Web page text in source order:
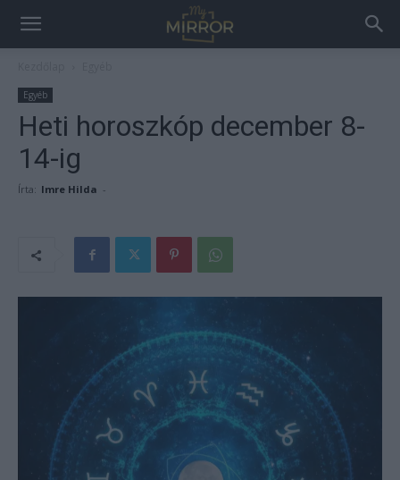
Egyéb
Heti horoszkóp december 8-
14-ig
Írta: Imre Hilda -